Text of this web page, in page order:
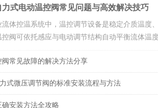
式电动温控阀常见问题与高效解决技巧
体控温系统中，温控调节设备是稳定介质温度
阀可依托感应与电动调节结构自动平衡流体温
常见故障的解决方法分享
式微压调节阀的标准安装流程与方法
安装方法全攻略